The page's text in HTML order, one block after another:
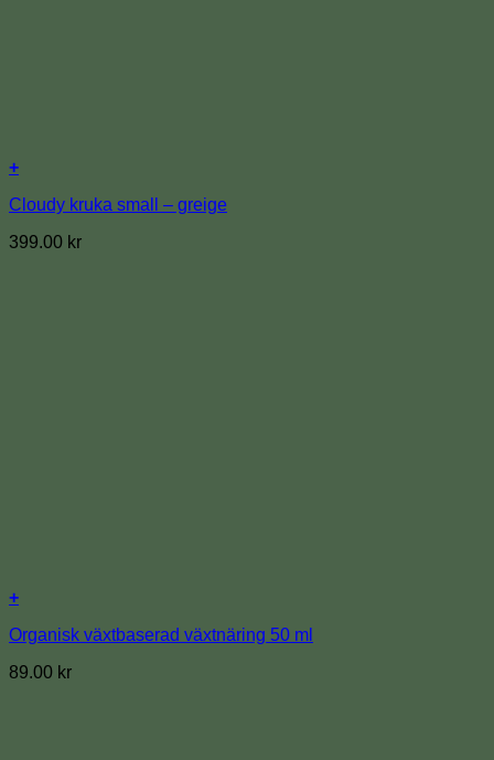
+
Cloudy kruka small – greige
399.00 kr
+
Organisk växtbaserad växtnäring 50 ml
89.00 kr